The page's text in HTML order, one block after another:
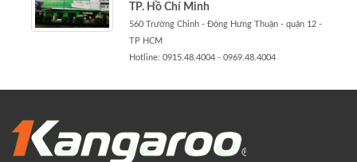
TP. Hồ Chí Minh
560 Trường Chinh - Đông Hưng Thuận - quận 12 -
TP HCM
Hotline: 0915.48.4004 - 0969.48.4004